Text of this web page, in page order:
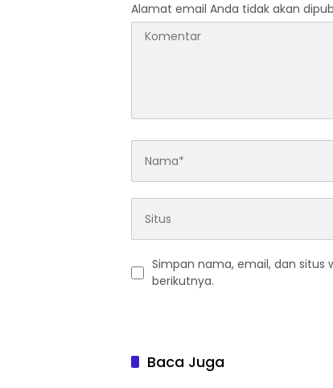
Alamat email Anda tidak akan
Simpan nama, email, dan
berikutnya.
Baca Juga